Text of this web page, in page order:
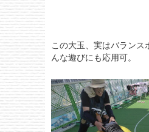
この大玉、実はバランス
んな遊びにも応用可。